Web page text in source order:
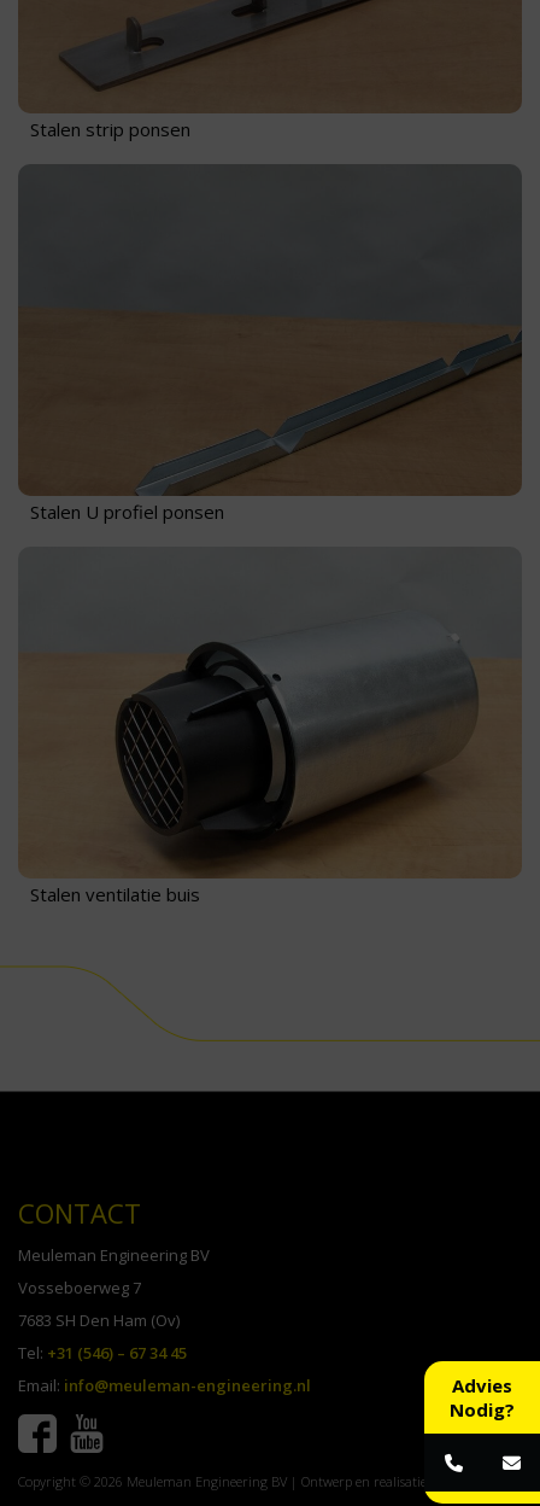
Advies
Nodig?
Stalen strip ponsen
Stalen U profiel ponsen
Stalen ventilatie buis
CONTACT
Meuleman Engineering BV
Vosseboerweg 7
7683 SH Den Ham (Ov)
Tel: +31 (546) – 67 34 45
Email: info@meuleman-engineering.nl
Copyright © 2026 Meuleman Engineering BV | Ontwerp en realisatie